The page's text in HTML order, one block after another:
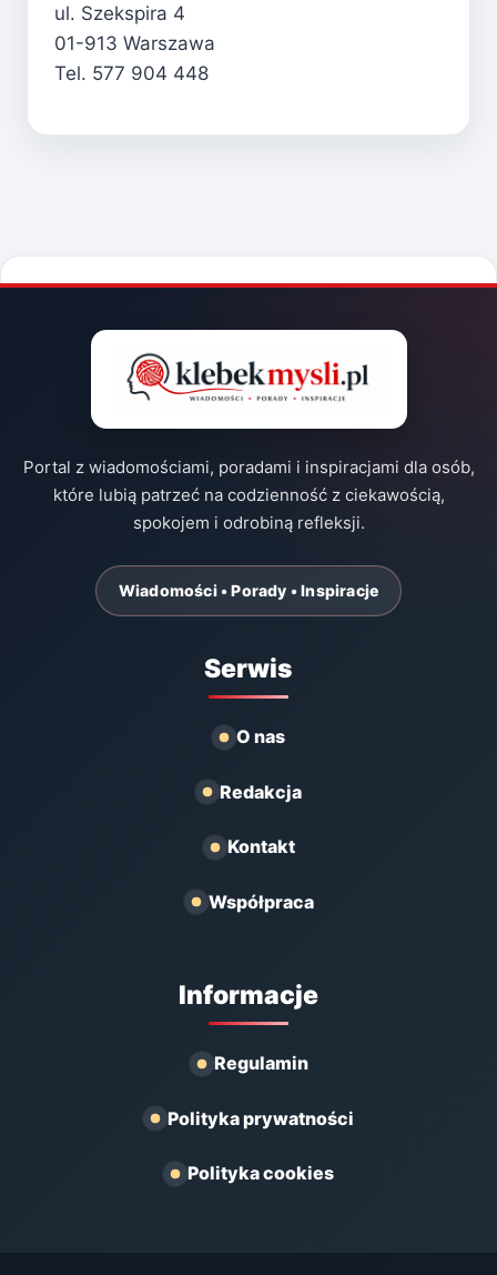
ul. Szekspira 4
01-913 Warszawa
Tel. 577 904 448
Portal z wiadomościami, poradami i inspiracjami dla osób,
które lubią patrzeć na codzienność z ciekawością,
spokojem i odrobiną refleksji.
Wiadomości • Porady • Inspiracje
Serwis
O nas
Redakcja
Kontakt
Współpraca
Informacje
Regulamin
Polityka prywatności
Polityka cookies